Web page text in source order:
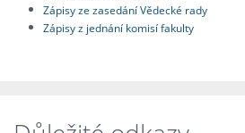
Zápisy ze zasedání Vědecké rady
Zápisy z jednání komisí fakulty